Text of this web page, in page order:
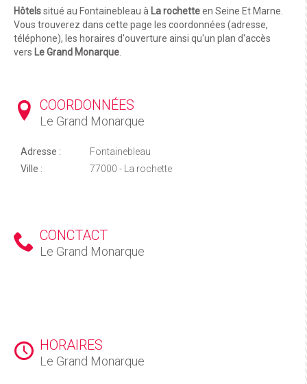
Hôtelssitué au Fontainebleau à La rochetteen Seine Et Marne.
Vous trouverez dans cette page les coordonnées (adresse,
téléphone), les horaires d'ouverture ainsi qu'un plan d'accès
vers Le Grand Monarque.
COORDONNÉES
Le Grand Monarque
Adresse :
Fontainebleau
Ville :
77000 - La rochette
CONCTACT
Le Grand Monarque
HORAIRES
Le Grand Monarque